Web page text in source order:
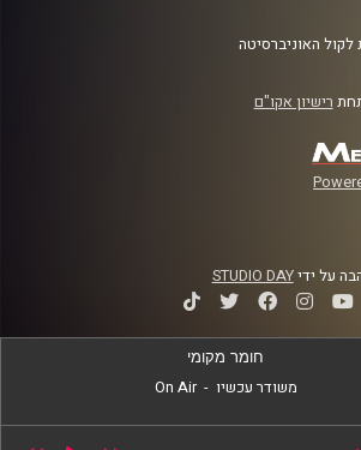
האוניברסיטה
רישיון אקו"ם
על ידיSTUDIO DAY
חומר מקומי
משודר עכשיו -
On Air